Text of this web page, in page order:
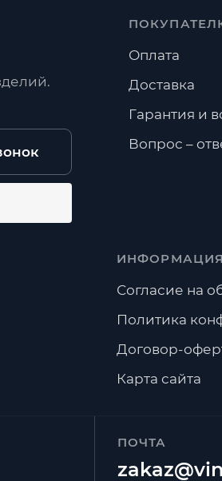
ПОЧТА
Оплата
Доставка
Гарантия и
Вопрос –
ИНФОРМАЦИЯ
Согласие на
Политика
Договор-
Карта сайта